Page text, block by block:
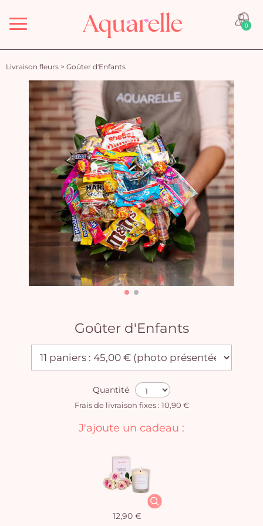
Menu 0
Livraison fleurs > Goûter d'Enfants
Goûter d'Enfants
Quantité
Frais de livraison fixes : 10,90 €
J'ajoute un cadeau :
12,90 €